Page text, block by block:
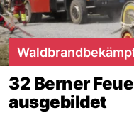
32 Berner
ausgebildet